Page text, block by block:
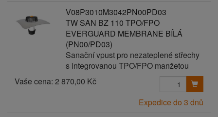
V08P3010M3042PN00PD03
TW SAN BZ 110 TPO/FPO
EVERGUARD MEMBRANE BÍLÁ
(PN00/PD03)
Sanační vpust pro nezateplené střechy
s integrovanou TPO/FPO manžetou
Vaše cena: 2 870,00 Kč
Expedice do 3 dnů